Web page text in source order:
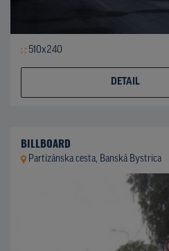
510x240
DETAIL
BILLBOARD
Partizánska cesta, Banská Bystrica